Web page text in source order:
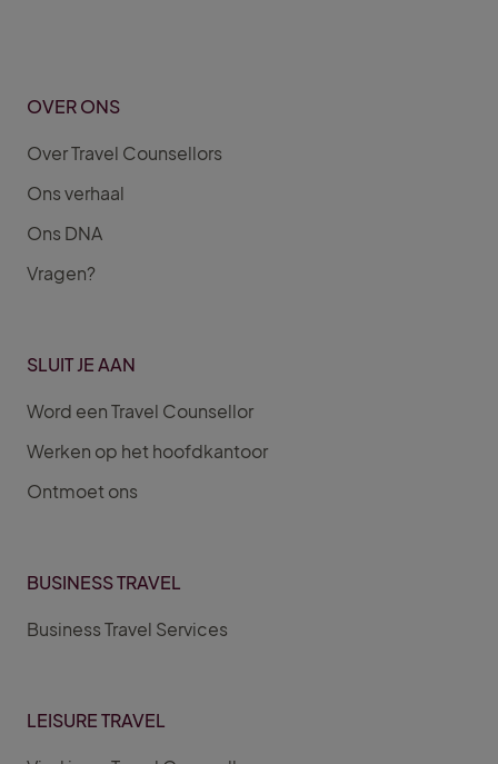
OVER ONS
Over Travel Counsellors
Ons verhaal
Ons DNA
Vragen?
SLUIT JE AAN
Word een Travel Counsellor
Werken op het hoofdkantoor
Ontmoet ons
BUSINESS TRAVEL
Business Travel Services
LEISURE TRAVEL